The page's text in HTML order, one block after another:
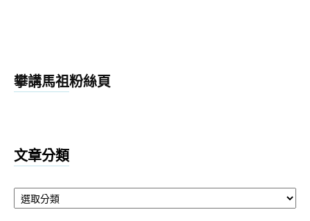
攀講馬祖粉絲頁
文章分類
文
章